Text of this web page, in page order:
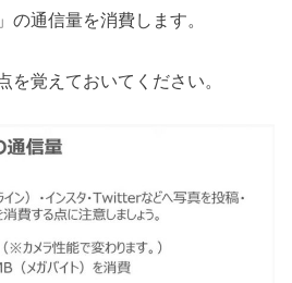
の通信量を消費します。
を覚えておいてください。